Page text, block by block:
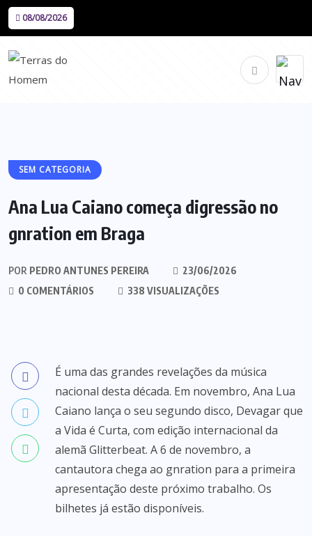
08/08/2026
SEM CATEGORIA
Ana Lua Caiano começa digressão no
gnration em Braga
POR PEDRO ANTUNES PEREIRA
23/06/2026
0 COMENTÁRIOS
338 VISUALIZAÇÕES
É uma das grandes revelações da música
nacional desta década. Em novembro, Ana Lua
Caiano lança o seu segundo disco, Devagar que
a Vida é Curta, com edição internacional da
alemã Glitterbeat. A 6 de novembro, a
cantautora chega ao gnration para a primeira
apresentação deste próximo trabalho. Os
bilhetes já estão disponíveis.